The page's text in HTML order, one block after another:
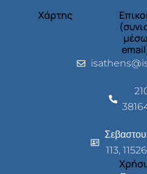
Χάρτης
μέσω
113,